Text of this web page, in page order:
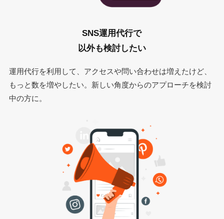
SNS運用代行で
以外も検討したい
運用代行を利用して、アクセスや問い合わせは増えたけど、
もっと数を増やしたい。新しい角度からのアプローチを検討
中の方に。